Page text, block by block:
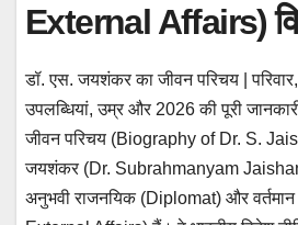
External Affairs)
डॉ. एस. जयशंकर का जीवन परिचय |
उपलब्धियां, उम्र और 2026 की पूरी
जीवन परिचय (Biography of Dr. S.
जयशंकर (Dr. Subrahmanyam
अनुभवी राजनयिक (Diplomat) और